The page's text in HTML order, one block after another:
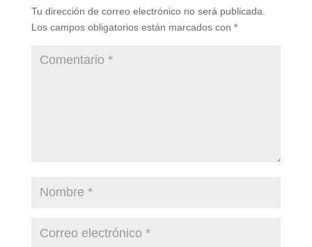
Tu dirección de correo electrónico no será publicada.
Los campos obligatorios están marcados con *